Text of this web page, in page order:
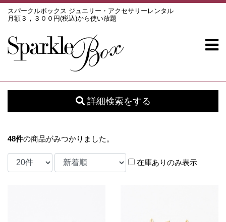
スパークルボックス ジュエリー・アクセサリーレンタル
月額３，３００円(税込)から使い放題
詳細検索をする
48件の商品がみつかりました。
在庫ありのみ表示